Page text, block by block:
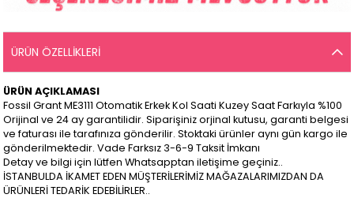
ÜRÜN ÖZELLIKLERI
ÜRÜN AÇIKLAMASI
Fossil Grant ME3111 Otomatik Erkek Kol Saati Kuzey Saat Farkıyla %100
Orijinal ve 24 ay garantilidir. Siparişiniz orjinal kutusu, garanti belgesi
ve faturası ile tarafınıza gönderilir. Stoktaki ürünler aynı gün kargo ile
gönderilmektedir. Vade Farksız 3-6-9 Taksit İmkanı
Detay ve bilgi için lütfen Whatsapptan iletişime geçiniz..
İSTANBULDA İKAMET EDEN MÜŞTERİLERİMİZ MAĞAZALARIMIZDAN DA
ÜRÜNLERİ TEDARİK EDEBİLİRLER..